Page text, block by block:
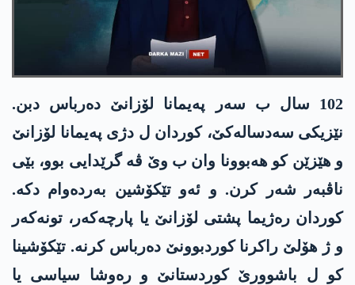
102 سال ب سەر پەیمانا لۆزانێ دەرباس دبن.
نێزیکی سەدسالەکێ، کوردان ل دژی پەیمانا لۆزانێ
و ھێزێن کو ھەبوونا وان ب وێ ڤە گرێدایی بوو، بێی
ناڤبەر شەر کرن. و ئەو تێکۆشین بەردەوام دکە.
کوردان رەژیما پشتی لۆزانێ یا پارچەکەر، تونەکەر
و ژ ھۆلێ راکرنا کوردبوونێ دەرباس کرنە. تێکۆشینا
کو ل باشوورێ کوردستانێ و رەوشا سیاسی یا